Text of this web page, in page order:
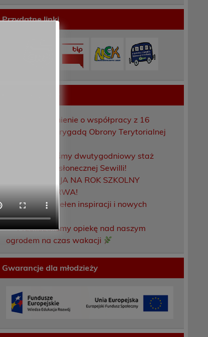
Przydatne linki
Porozumienie o współpracy z 16
Dolnośląską Brygadą Obrony Terytorialnej
Zakończyliśmy dwutygodniowy staż
zawodowy w słonecznej Sewilli!
REKRUTACJA NA ROK SZKOLNY
2026/2027 TRWA!
Weekend pełen inspiracji i nowych
doświadczeń!
Przekazaliśmy opiekę nad naszym
ogrodem na czas wakacji
Gwarancje dla młodzieży